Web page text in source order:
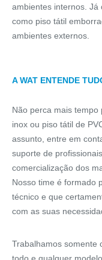
ambientes internos. Já
como piso tátil
ambientes externos.
A WAT ENTENDE
Não perca mais
inox ou piso tátil de
assunto, entre em
suporte de
comercialização dos
Nosso time é formado
técnico e que
com as suas
Trabalhamos somente